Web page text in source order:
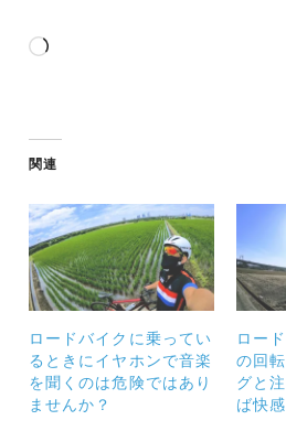
読
中…
関連
ロードバイクに乗ってい
るときにイヤホンで音楽
を聞くのは危険ではあり
ませんか？
ロー
の回
グと
ば快